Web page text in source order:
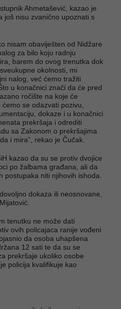
Ahmetašević, kazao je
još nisu zvanično upoznati s
nisam obaviješten od Nidžare
za bilo koju radnju
barem do ovog trenutka dok
okolnosti, mi
nalog, već ćemo tražiti
u konačnici znači da će pred
ročište na koje će
se odazvati pozivu,
dokaze i u konačnici
prekršaja i odrediti
sa Zakonom o prekršajima
i mira”, rekao je Čučak.
kazao da su se protiv dvojice
po žalbama građana, ali da
postupaka niti njihovih ishoda.
dokaza ili neosnovane,
tenutku ne može dati
ovih policajaca ranije vođeni
da osoba uhapšena
12 sati te da su se
prekršaje ukoliko osobe
policija kvalifikuje kao